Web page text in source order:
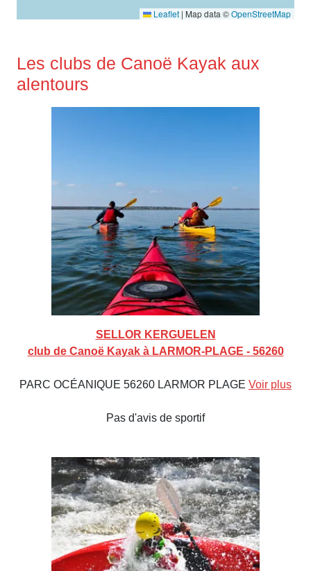
Leaflet | Map data ©OpenStreetMap
Les clubs de Canoë Kayak aux
alentours
SELLOR KERGUELEN
club de Canoë Kayak à LARMOR-PLAGE - 56260
PARC OCÉANIQUE 56260 LARMOR PLAGE Voir plus
Pas d'avis de sportif